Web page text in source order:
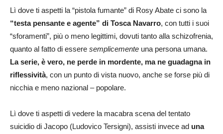
Lì dove ti aspetti la “pistola fumante” di Rosy Abate ci sono la
“testa pensante e agente” di Tosca Navarro, con tutti i suoi
“sforamenti”, più o meno legittimi, dovuti tanto alla schizofrenia,
quanto al fatto di essere semplicemente una persona umana.
La serie, è vero, ne perde in mordente, ma ne guadagna in
riflessività, con un punto di vista nuovo, anche se forse più di
nicchia e meno nazional – popolare.
Lì dove ti aspetti di vedere la macabra scena del tentato
suicidio di Jacopo (Ludovico Tersigni), assisti invece ad una